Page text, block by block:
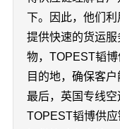
下。因此，他们利
提供快速的货运
物，TOPEST韬
目的地，确保客户
最后，英国专线空
TOPEST韬博供